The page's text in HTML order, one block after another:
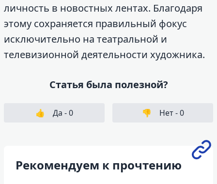
личность в новостных лентах. Благодаря
этому сохраняется правильный фокус
исключительно на театральной и
телевизионной деятельности художника.
Статья была полезной?
👍 Да -0 👎 Нет -0
Рекомендуем к прочтению